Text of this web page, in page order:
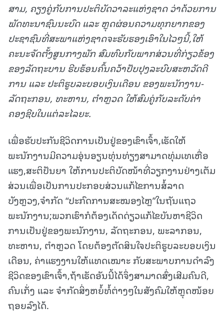
ສາມ, ຄຽງຄູ່ກັບການປະຕິບັດວາລະແຫ່ງຊາດ ວ່າດ້ວຍການ
ພັດທະນາຊົນນະບົດ ແລະ ຫຼຸດຜ່ອນຄວາມທຸກຍາກຂອງ
ປະຊາຊົນທີ່ສະພາແຫ່ງຊາດຈະຮັບຮອງເອົາໃນໄວໆນີ້,ໃຫ້
ຄະນະຈັດຕັ້ງສູນກາງພັກ ສົມທົບກັບພາກສ່ວນທີ່ກ່ຽວຂ້ອງ
ຂອງລັດຖະບານ ຮີບຮ້ອນຄົ້ນຄວ້າປັບປຸງລະບົບສະຫວັດດີ
ການ ແລະ ປະຕິຮູບລະບອບເງິນເດືອນ ຂອງພະນັກງານ-
ລັດຖະກອນ, ທະຫານ, ຕໍາຫຼວດ ໃຫ້ສົມຄູ່ກັບລະດັບຄ່າ
ຄອງຊີບໃນແຕ່ລະໄລຍະ.
ເພື່ອຮັບປະກັນຊີວິດການເປັນຢູ່ຂອງເຂົາເຈົ້າ,ເຮັດໃຫ້
ພະນັກງານມີຄວາມອຸ່ນອຽນທຸ່ນທ່ຽງສາມາດທຸ່ມເທເຫື່ອ
ແຮງ,ສະຕິປັນຍາ ໃຫ້ການປະຕິບັດໜ້າທີ່ວຽກງານຢ່າງເຕັມ
ສ່ວນເພື່ອເປັນການປະກອບສ່ວນແກ້ໄຂການສໍ້ລາດ
ບັງຫຼວງ,ຈຳກັດ “ປະກົດການສະໝອງໄຫຼ”ໃນຖັນແຖວ
ພະນັກງານ;ພວກເຮົາກໍຕ້ອງເດັດດ່ຽວແກ້ໄຂບັນຫາຊີວິດ
ການເປັນຢູ່ຂອງພະນັກງານ, ລັດຖະກອນ, ພະລາກອນ,
ທະຫານ, ຕໍາຫຼວດ ໂດຍຕ້ອງຕັດສິນໃຈປະຕິຮູບລະບອບເງິນ
ເດືອນ, ຄ່າແຮງງານໃຫ້ແທດເໝາະ ກັບສະພາບການດຳລົງ
ຊີວິດຂອງເຂົາເຈົ້າ,ຖ້າເຮັດອັນນີ້ໄດ້ຈຶ່ງສາມາດສົ່ງເສີມຄົນດີ,
ຄົນເກັ່ງ ແລະ ຈຳກັດສິ່ງຫຍໍ້ທໍ້ຕ່າງໆໃນສັງຄົມໃຫ້ຫຼຸດໜ້ອຍ
ຖອຍລົງໄດ້.